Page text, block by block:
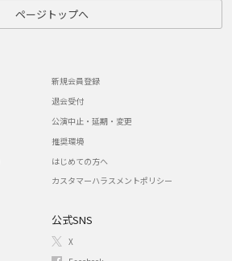
ページトップへ
新規会員登録
退会受付
公演中止・延期・変更
推奨環境
はじめての方へ
カスタマーハラスメントポリシー
公式SNS
X